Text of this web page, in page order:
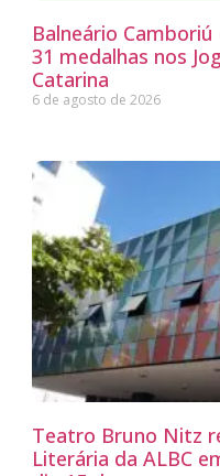
Balneário
31 medalhas nos
Catarina
6 de agosto de 2026
Teatro Bruno Nitz
Literária da ALBC